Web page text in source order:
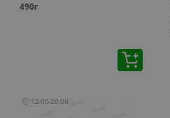
490г
🕘 12:00-20:00